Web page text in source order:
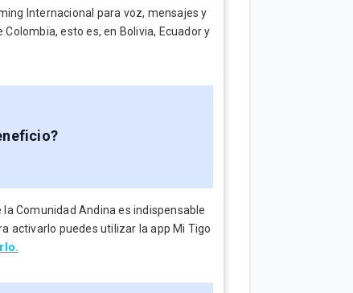
Internacional para voz, mensajes y
esto es, en Bolivia, Ecuador y
Comunidad Andina es indispensable
activarlo puedes utilizar la app Mi Tigo